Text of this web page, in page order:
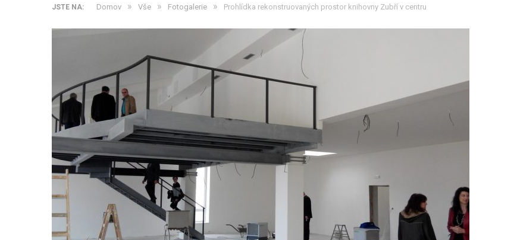
JSTE NA: Domov » Vše » Fotogalerie » Prohlídka rekonstruovaných prostor knihovny Zubří v centru